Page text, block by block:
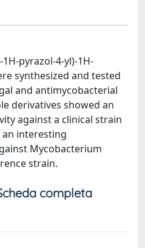
pyrazol-4-yl)-1H-
synthesized and tested
and antimycobacterial
derivatives showed an
against a clinical strain
an interesting
Mycobacterium
strain.
completa